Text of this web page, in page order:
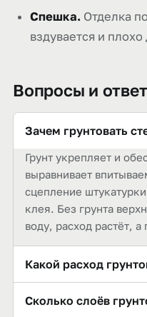
Спешка. Отделка
вздувается и
Вопросы и
Зачем грунтовать
Грунт укрепляет и
выравнивает
сцепление
клея. Без грунта
воду, расход растёт,
Какой расход
1 м² за слой. Для 30
Сколько слоёв